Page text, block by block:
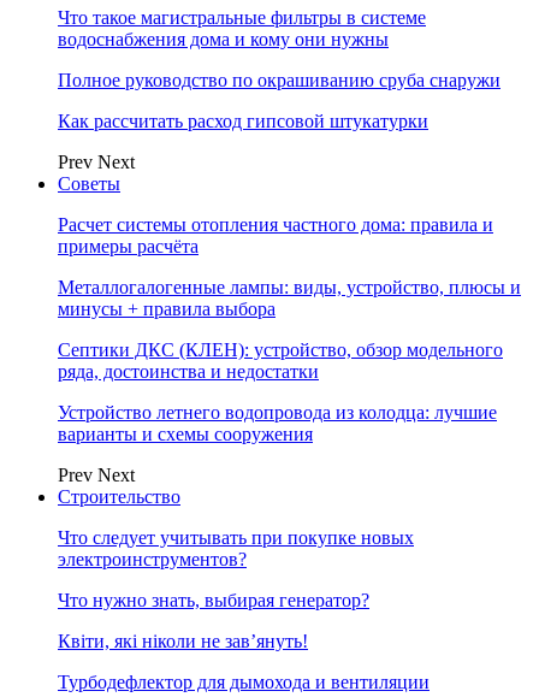
Что такое магистральные фильтры в системе
водоснабжения дома и кому они нужны
Полное руководство по окрашиванию сруба снаружи
Как рассчитать расход гипсовой штукатурки
Prev Next
Советы
Расчет системы отопления частного дома: правила и
примеры расчёта
Металлогалогенные лампы: виды, устройство, плюсы и
минусы + правила выбора
Септики ДКС (КЛЕН): устройство, обзор модельного
ряда, достоинства и недостатки
Устройство летнего водопровода из колодца: лучшие
варианты и схемы сооружения
Prev Next
Строительство
Что следует учитывать при покупке новых
электроинструментов?
Что нужно знать, выбирая генератор?
Квіти, які ніколи не зав’януть!
Турбодефлектор для дымохода и вентиляции